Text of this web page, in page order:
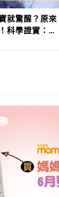
就驚醒？原來
科學證實：安
方法是這個